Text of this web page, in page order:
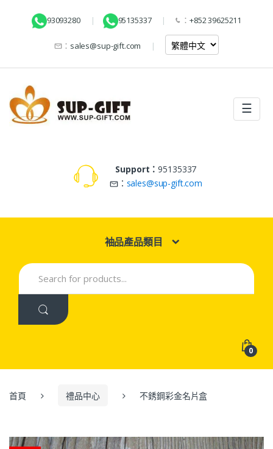
93093280 95135337 ： +852 39625211
： sales@sup-gift.com
☰
Support：95135337
： sales@sup-gift.com
袖品產品類目
Search
for:
0
首頁 禮品中心 不銹鋼彩金名片盒